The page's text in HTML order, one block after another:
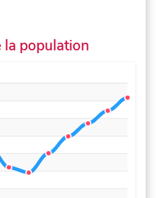
la population